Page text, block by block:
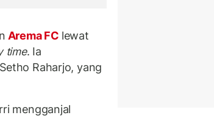
Arema FC lewat
time. Ia
Raharjo, yang
mengganjal